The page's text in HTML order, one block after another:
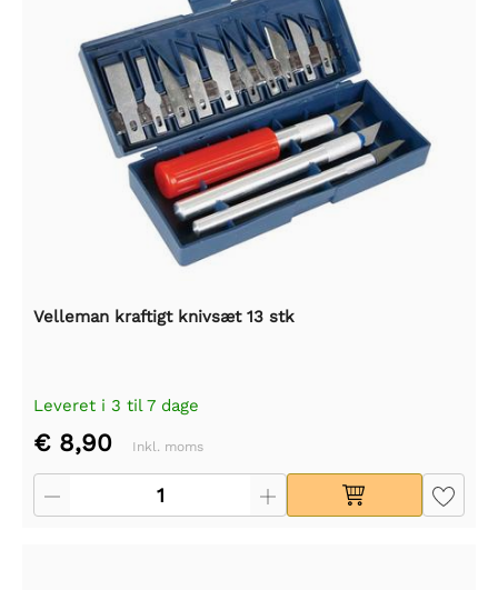
Velleman kraftigt knivsæt 13 stk
Leveret i 3 til 7 dage
€ 8,90 Inkl. moms